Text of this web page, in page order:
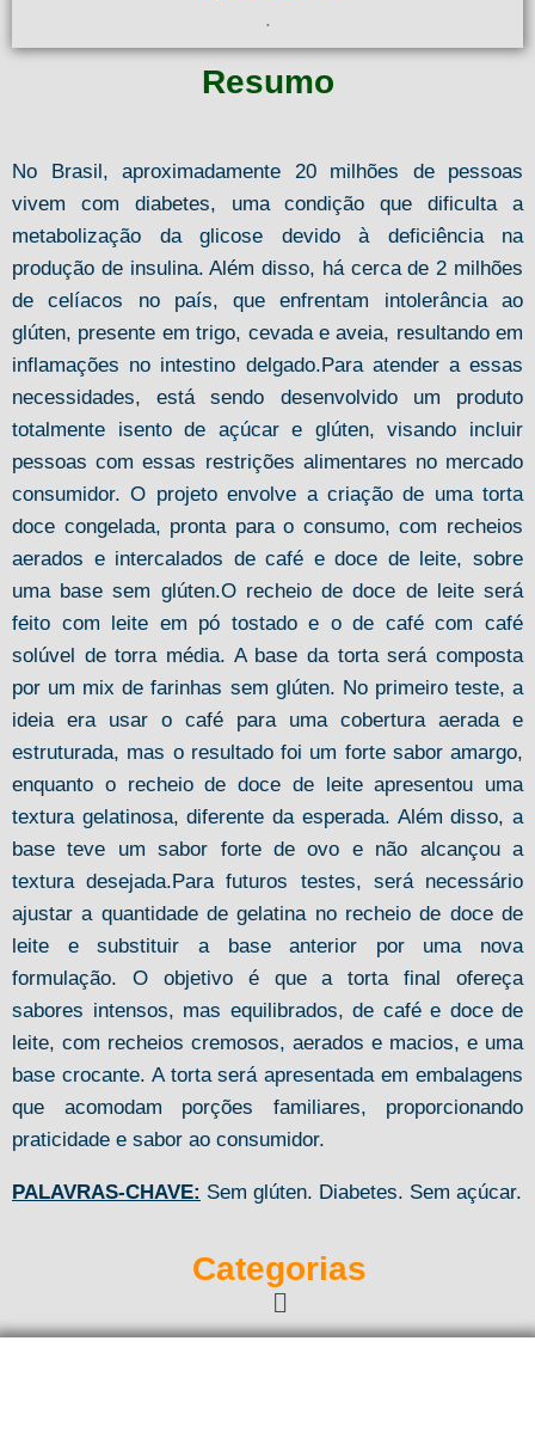
.
Resumo
No Brasil, aproximadamente 20 milhões de pessoas
vivem com diabetes, uma condição que dificulta a
metabolização da glicose devido à deficiência na
produção de insulina. Além disso, há cerca de 2 milhões
de celíacos no país, que enfrentam intolerância ao
glúten, presente em trigo, cevada e aveia, resultando em
inflamações no intestino delgado.Para atender a essas
necessidades, está sendo desenvolvido um produto
totalmente isento de açúcar e glúten, visando incluir
pessoas com essas restrições alimentares no mercado
consumidor. O projeto envolve a criação de uma torta
doce congelada, pronta para o consumo, com recheios
aerados e intercalados de café e doce de leite, sobre
uma base sem glúten.O recheio de doce de leite será
feito com leite em pó tostado e o de café com café
solúvel de torra média. A base da torta será composta
por um mix de farinhas sem glúten. No primeiro teste, a
ideia era usar o café para uma cobertura aerada e
estruturada, mas o resultado foi um forte sabor amargo,
enquanto o recheio de doce de leite apresentou uma
textura gelatinosa, diferente da esperada. Além disso, a
base teve um sabor forte de ovo e não alcançou a
textura desejada.Para futuros testes, será necessário
ajustar a quantidade de gelatina no recheio de doce de
leite e substituir a base anterior por uma nova
formulação. O objetivo é que a torta final ofereça
sabores intensos, mas equilibrados, de café e doce de
leite, com recheios cremosos, aerados e macios, e uma
base crocante. A torta será apresentada em embalagens
que acomodam porções familiares, proporcionando
praticidade e sabor ao consumidor.
PALAVRAS-CHAVE: Sem glúten. Diabetes. Sem açúcar.
Categorias